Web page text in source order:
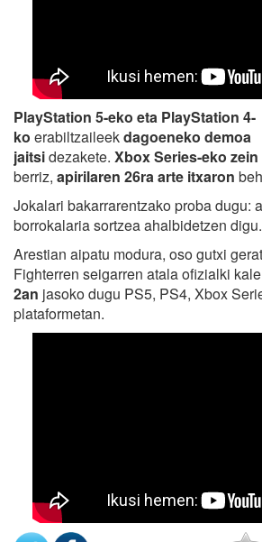
PlayStation 5-eko eta PlayStation 4-
ko erabiltzaileekdagoeneko demoa
jaitsidezakete. Xbox Series-eko
berriz, apirilaren 26ra arte itxaron
Jokalari bakarrarentzako proba dugu:
borrokalaria sortzea ahalbidetzen digu.
Arestian aipatu modura, oso gutxi
Fighterren seigarren atala ofizialki
2an jasoko dugu PS5, PS4, Xbox
plataformetan.